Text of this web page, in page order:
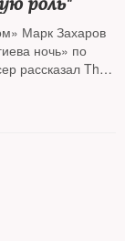
Марк Захаров
ночь» по
рассказал The
к ликованию